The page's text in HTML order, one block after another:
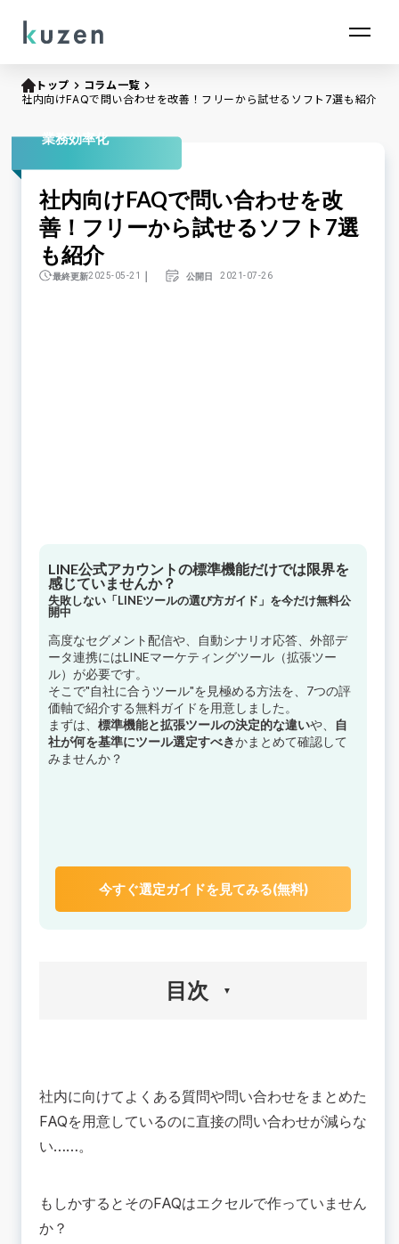
トップ keyboard_arrow_right コラム一覧keyboard_arrow_right
社内向けFAQで問い合わせを改善！フリーから試せるソフト7選も紹介
業務効率化
社内向けFAQで問い合わせを改
善！フリーから試せるソフト7選
も紹介
最終更新2025-05-21 ｜ 公開日 2021-07-26
LINE公式アカウントの標準機能だけでは限界を
感じていませんか？
失敗しない「LINEツールの選び方ガイド」を今だけ無料公
開中
高度なセグメント配信や、自動シナリオ応答、外部デ
ータ連携にはLINEマーケティングツール（拡張ツー
ル）が必要です。
そこで"自社に合うツール"を見極める方法を、7つの評
価軸で紹介する無料ガイドを用意しました。
まずは、 標準機能と拡張ツールの決定的な違いや、
自
社が何を基準にツール選定すべきかまとめて確認して
みませんか？
今すぐ選定ガイドを見てみる(無料)
目次
FAQソフトとは？
FAQソフトとエクセルを比較したメリット
FAQソフトとエクセルを比較したデメリット
🟢社内用におすすめ！ 無料からはじめられるFAQ
フリーソフト7選
1.helpfan
社内に向けてよくある質問や問い合わせをまとめた
FAQを用意しているのに直接の問い合わせが減らな
い……。
もしかするとそのFAQはエクセルで作っていません
か？